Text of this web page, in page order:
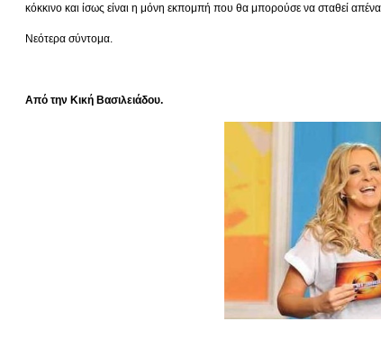
κόκκινο και ίσως είναι η μόνη εκπομπή που θα μπορούσε να σταθεί
Νεότερα σύντομα.
Από την Κική Βασιλειάδου.